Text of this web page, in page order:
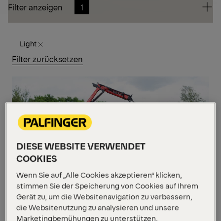
Filter anzeigen
1
Filter anzeigen
Light
Filter zurücksetzen
PK 5.001 SLD 3
Max. Hubmoment
DIESE WEBSITE VERWENDET
COOKIES
Wenn Sie auf „Alle Cookies akzeptieren“ klicken,
stimmen Sie der Speicherung von Cookies auf Ihrem
Gerät zu, um die Websitenavigation zu verbessern,
die Websitenutzung zu analysieren und unsere
Marketingbemühungen zu unterstützen.